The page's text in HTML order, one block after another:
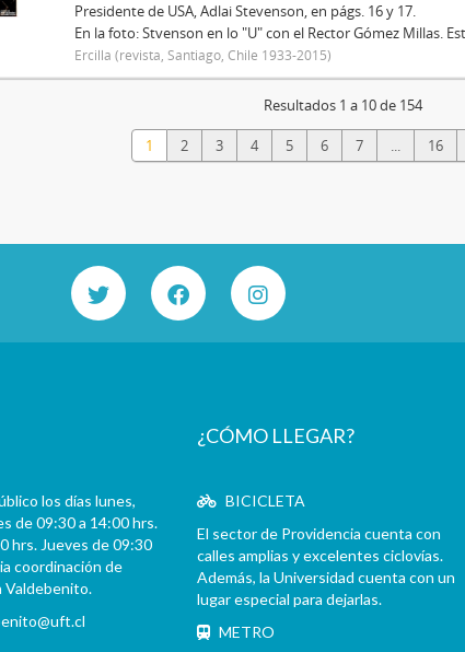
Presidente de USA, Adlai Stevenson, en págs. 16 y 17.
En la foto: Stvenson en lo "U" con el Rector Gómez Millas.
Ercilla (revista, Santiago, Chile 1933-2015)
Resultados 1 a 10 de 154
1 2 3 4 5 6 7 ... 16
los días lunes,
de 09:30 a 14:00 hrs.
hrs. Jueves de 09:30
coordinación de
Valdebenito.
¿CÓMO LLEGAR?
BICICLETA
El sector de Providencia cuenta con
calles amplias y excelentes ciclovías.
Además, la Universidad cuenta con un
lugar especial para dejarlas.
METRO